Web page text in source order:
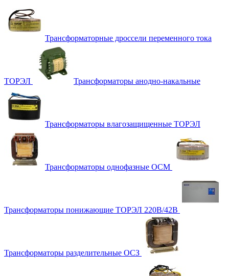
Трансформаторные дроссели переменного тока
ТОРЭЛ Трансформаторы анодно-накальные
Трансформаторы влагозащищенные ТОРЭЛ
Трансформаторы однофазные ОСМ
Трансформаторы понижающие ТОРЭЛ 220В/42В
Трансформаторы разделительные ОСЗ